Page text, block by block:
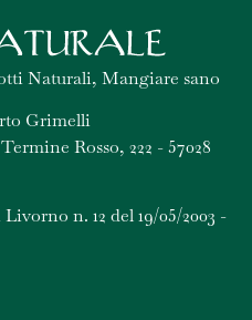
Naturali, Mangiare sano
Grimelli
Rosso, 222 - 57028
n. 12 del 19/05/2003 -